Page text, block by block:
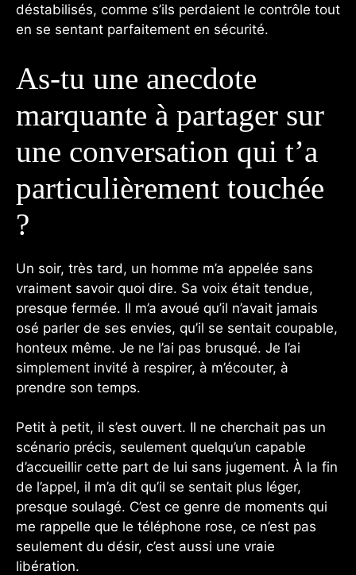
déstabilisés, comme s’ils perdaient le contrôle tout
en se sentant parfaitement en sécurité.
As-tu une anecdote
marquante à partager sur
une conversation qui t’a
particulièrement touchée
?
Un soir, très tard, un homme m’a appelée sans
vraiment savoir quoi dire. Sa voix était tendue,
presque fermée. Il m’a avoué qu’il n’avait jamais
osé parler de ses envies, qu’il se sentait coupable,
honteux même. Je ne l’ai pas brusqué. Je l’ai
simplement invité à respirer, à m’écouter, à
prendre son temps.
Petit à petit, il s’est ouvert. Il ne cherchait pas un
scénario précis, seulement quelqu’un capable
d’accueillir cette part de lui sans jugement. À la fin
de l’appel, il m’a dit qu’il se sentait plus léger,
presque soulagé. C’est ce genre de moments qui
me rappelle que le téléphone rose, ce n’est pas
seulement du désir, c’est aussi une vraie
libération.